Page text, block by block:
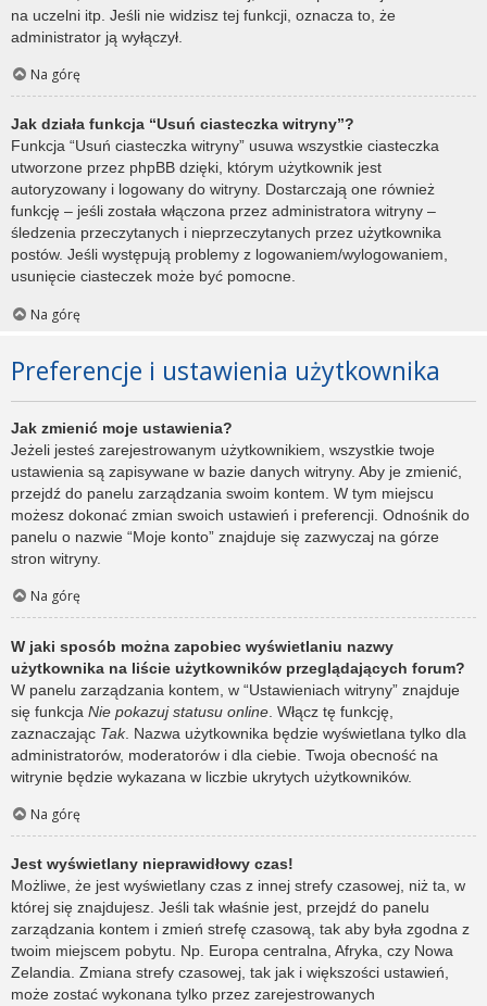
na uczelni itp. Jeśli nie widzisz tej funkcji, oznacza to, że
administrator ją wyłączył.
Na górę
Jak działa funkcja “Usuń ciasteczka witryny”?
Funkcja “Usuń ciasteczka witryny” usuwa wszystkie ciasteczka
utworzone przez phpBB dzięki, którym użytkownik jest
autoryzowany i logowany do witryny. Dostarczają one również
funkcję – jeśli została włączona przez administratora witryny –
śledzenia przeczytanych i nieprzeczytanych przez użytkownika
postów. Jeśli występują problemy z logowaniem/wylogowaniem,
usunięcie ciasteczek może być pomocne.
Na górę
Preferencje i ustawienia użytkownika
Jak zmienić moje ustawienia?
Jeżeli jesteś zarejestrowanym użytkownikiem, wszystkie twoje
ustawienia są zapisywane w bazie danych witryny. Aby je zmienić,
przejdź do panelu zarządzania swoim kontem. W tym miejscu
możesz dokonać zmian swoich ustawień i preferencji. Odnośnik do
panelu o nazwie “Moje konto” znajduje się zazwyczaj na górze
stron witryny.
Na górę
W jaki sposób można zapobiec wyświetlaniu nazwy
użytkownika na liście użytkowników przeglądających forum?
W panelu zarządzania kontem, w “Ustawieniach witryny” znajduje
się funkcja Nie pokazuj statusu online . Włącz tę funkcję,
zaznaczając Tak. Nazwa użytkownika będzie wyświetlana tylko dla
administratorów, moderatorów i dla ciebie. Twoja obecność na
witrynie będzie wykazana w liczbie ukrytych użytkowników.
Na górę
Jest wyświetlany nieprawidłowy czas!
Możliwe, że jest wyświetlany czas z innej strefy czasowej, niż ta, w
której się znajdujesz. Jeśli tak właśnie jest, przejdź do panelu
zarządzania kontem i zmień strefę czasową, tak aby była zgodna z
twoim miejscem pobytu. Np. Europa centralna, Afryka, czy Nowa
Zelandia. Zmiana strefy czasowej, tak jak i większości ustawień,
może zostać wykonana tylko przez zarejestrowanych